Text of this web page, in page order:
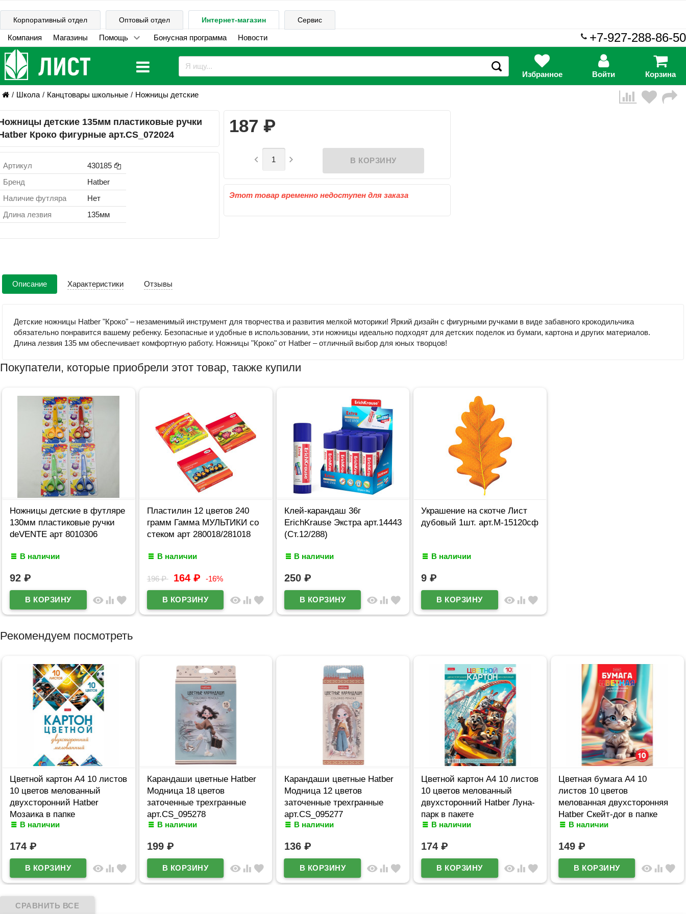
Корпоративный отдел Оптовый отдел Интернет-магазин Сервис
Компания Магазины Помощь Бонусная программа Новости +7-927-288-86-50
Избранное Войти Корзина
Школа Канцтовары школьные Ножницы детские
детские 135мм пластиковые ручки
Кроко фигурные арт.CS_072024
Артикул
430185
Бренд
Hatber
Наличие футляра
Нет
Длина лезвия
135мм
187 ₽
 
Этот товар временно недоступен для заказа
Описание Характеристики Отзывы
Детские ножницы Hatber "Кроко" – незаменимый инструмент для творчества и развития мелкой моторики! Яркий дизайн с фигурными ручками в виде забавного крокодильчика
обязательно понравится вашему ребенку. Безопасные и удобные в использовании, эти ножницы идеально подходят для детских поделок из бумаги, картона и других материалов.
Длина лезвия 135 мм обеспечивает комфортную работу. Ножницы "Кроко" от Hatber – отличный выбор для юных творцов!
Покупатели, которые приобрели этот товар, также купили
Ножницы детские в футляре
130мм пластиковые ручки
deVENTE арт 8010306
В наличии
92 ₽
visibility equalizer favorite
Пластилин 12 цветов 240
грамм Гамма МУЛЬТИКИ со
стеком арт 280018/281018
В наличии
196₽ 164 ₽ -16%
visibility equalizer favorite
Клей-карандаш 36г
ErichKrause Экстра арт.14443
(Ст.12/288)
В наличии
250 ₽
visibility equalizer favorite
Украшение на скотче Лист
дубовый 1шт. арт.М-15120сф
В наличии
9₽
visibility equalizer favorite
Рекомендуем посмотреть
Цветной картон А4 10 листов
10 цветов мелованный
двухсторонний Hatber
Мозаика в папке
арт.10Кц4_25049
В наличии
174 ₽
visibility equalizer favorite
Карандаши цветные Hatber
Модница 18 цветов
заточенные трехгранные
арт.CS_095278
В наличии
199 ₽
visibility equalizer favorite
Карандаши цветные Hatber
Модница 12 цветов
заточенные трехгранные
арт.CS_095277
В наличии
136 ₽
visibility equalizer favorite
Цветной картон А4 10 листов
10 цветов мелованный
двухсторонний Hatber Луна-
парк в пакете
арт.10Кц4_36116
В наличии
174₽
visibility equalizer favorite
Цветная бумага А4 10
листов 10 цветов
мелованная двухсторонняя
Hatber Скейт-дог в папке
арт.10Бц4м_36610
В наличии
149₽
visibility equalizer favorite